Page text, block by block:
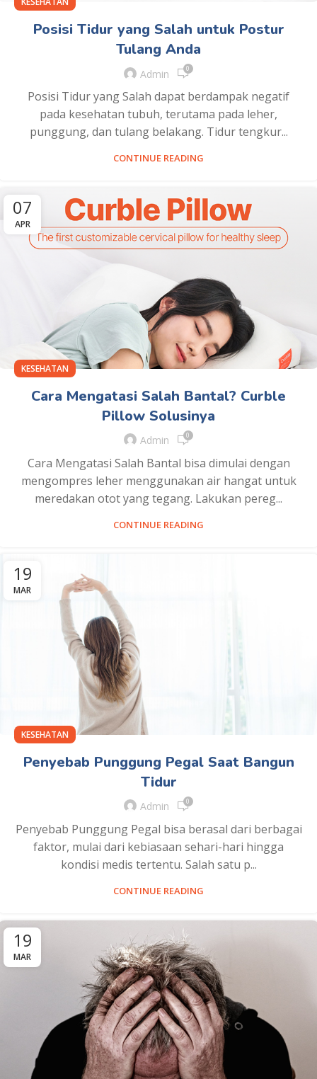
Posisi Tidur yang Salah untuk Postur
Tulang Anda
Admin 0
Posisi Tidur yang Salah dapat berdampak negatif
pada kesehatan tubuh, terutama pada leher,
punggung, dan tulang belakang. Tidur tengkur...
CONTINUE READING
07
APR
KESEHATAN
Cara Mengatasi Salah Bantal? Curble
Pillow Solusinya
Admin 0
Cara Mengatasi Salah Bantal bisa dimulai dengan
mengompres leher menggunakan air hangat untuk
meredakan otot yang tegang. Lakukan pereg...
CONTINUE READING
19
MAR
KESEHATAN
Penyebab Punggung Pegal Saat Bangun
Tidur
Admin 0
Penyebab Punggung Pegal bisa berasal dari berbagai
faktor, mulai dari kebiasaan sehari-hari hingga
kondisi medis tertentu. Salah satu p...
CONTINUE READING
19
MAR